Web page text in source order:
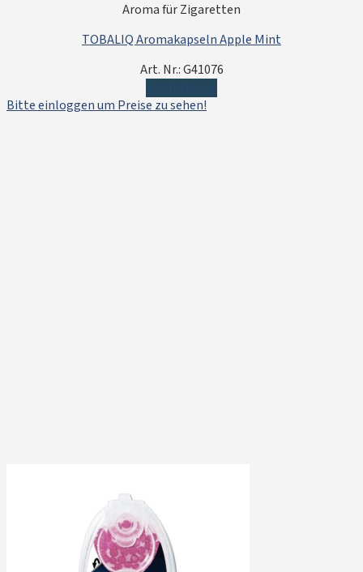
Aroma für Zigaretten
TOBALIQ Aromakapseln Apple Mint
Art. Nr.: G41076
Bitte einloggen um Preise zu sehen!